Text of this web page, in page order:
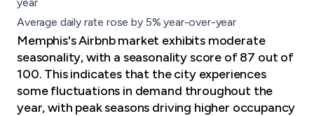
Average daily rate rose by 5% year-over-year
Memphis's Airbnb market exhibits moderate
seasonality, with a seasonality score of 87 out of
100. This indicates that the city experiences
some fluctuations in demand throughout the
year, with peak seasons driving higher occupancy